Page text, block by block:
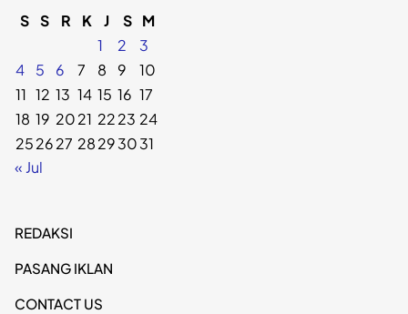
S S R K J S M
1
2
3
4
5 6 7 8 9
10
11 12 13 14 15 16 17
18 19 2021 2223 24
252627 28293031
« Jul
REDAKSI
PASANG IKLAN
CONTACT US